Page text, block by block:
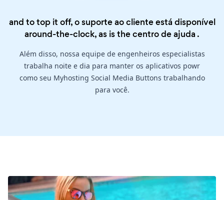
and to top it off, o suporte ao cliente está disponível
around-the-clock, as is thecentro de ajuda .
Além disso, nossa equipe de engenheiros especialistas
trabalha noite e dia para manter os aplicativos powr
como seu Myhosting Social Media Buttons trabalhando
para você.